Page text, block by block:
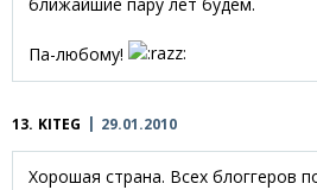
Па-любому!
13. KITEG 29.01.2010
Хорошая страна. Всех блоггеров